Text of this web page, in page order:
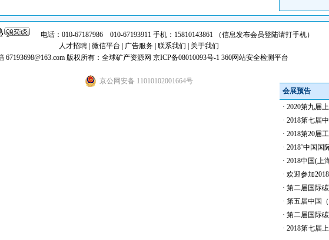
会展预告
· 2020第九届
· 2018第七届
· 2018第20届
· 2018’中国国
· 2018中国(上
· 欢迎参加
· 第二届国际
· 第五届中国
· 第二届国际
· 2018第七届
电话：010-67187986 010-67193911 手机：15810143861 （信息发布会员登陆请打手机）
人才招聘 微信平台 广告服务 联系我们
关于我们
67193698@163.com 版权所有：全球矿产资源网 京ICP备08010093号-1 360网站安全检测平台
京公网安备 11010102001664号